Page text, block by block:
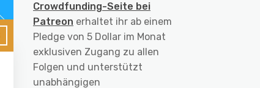
Crowdfunding-Seite bei
Patreon erhaltet ihr ab einem
Pledge von 5 Dollar im Monat
exklusiven Zugang zu allen
Folgen und unterstützt
unabhängigen